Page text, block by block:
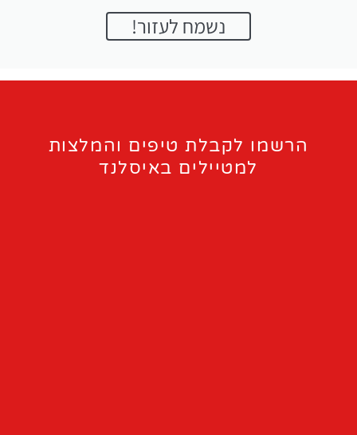
נשמח לעזור!
הרשמו לקבלת טיפים והמלצות
למטיילים באיסלנד